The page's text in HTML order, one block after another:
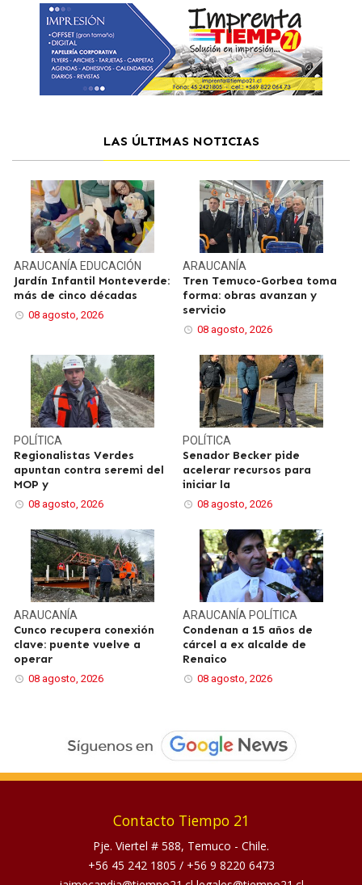
LAS ÚLTIMAS NOTICIAS
ARAUCANÍA EDUCACIÓN
Jardín Infantil Monteverde:
más de cinco décadas
08 agosto, 2026
ARAUCANÍA
Tren Temuco-Gorbea toma
forma: obras avanzan y
servicio
08 agosto, 2026
POLÍTICA
Regionalistas Verdes
apuntan contra seremi del
MOP y
08 agosto, 2026
POLÍTICA
Senador Becker pide
acelerar recursos para
iniciar la
08 agosto, 2026
ARAUCANÍA
Cunco recupera conexión
clave: puente vuelve a
operar
08 agosto, 2026
ARAUCANÍA POLÍTICA
Condenan a 15 años de
cárcel a ex alcalde de
Renaico
08 agosto, 2026
Contacto Tiempo 21
Pje. Viertel # 588, Temuco - Chile.
+56 45 242 1805 / +56 9 8220 6473